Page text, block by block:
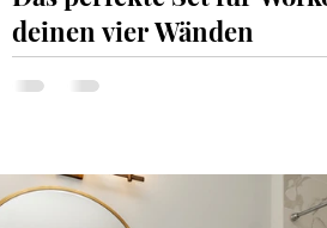
deinen vier Wänden